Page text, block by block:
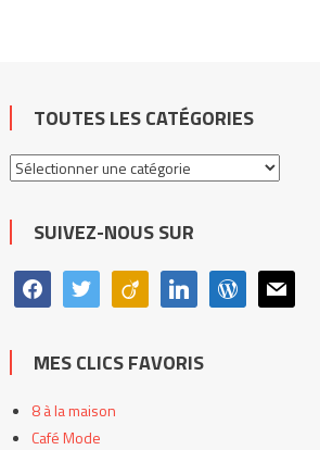
TOUTES LES CATÉGORIES
Toutes
catégories
SUIVEZ-NOUS SUR
facebooktwitter viadeo linkedin wordpress
mail
MES CLICS FAVORIS
8 à la maison
Café Mode